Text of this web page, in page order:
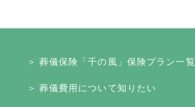
＞ 葬儀保険「千の風」保険プラン一覧
＞ 葬儀費用について知りたい